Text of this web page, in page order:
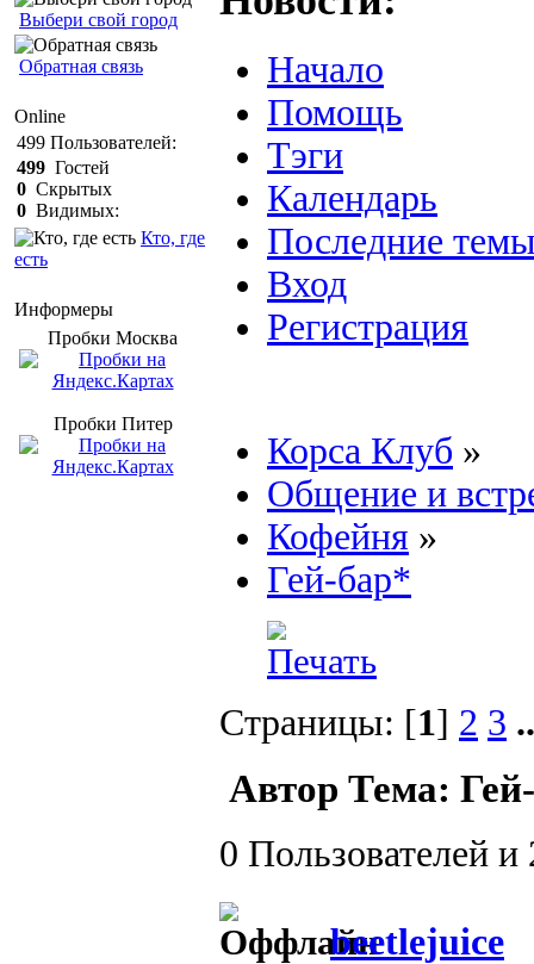
Выбери свой город
Обратная связь
Online
499 Пользователей:
499 Гостей
0 Скрытых
0 Видимых:
Кто, где
есть
Информеры
Пробки Mосква
Пробки Питер
Начало
Помощь
Тэги
Календарь
Последние
Вход
Регистрация
Корса Клуб »
Общение и
Кофейня »
Гей-бар*
Страницы: [1] 2 3
Автор Тема:
0 Пользователей
beetlejuice